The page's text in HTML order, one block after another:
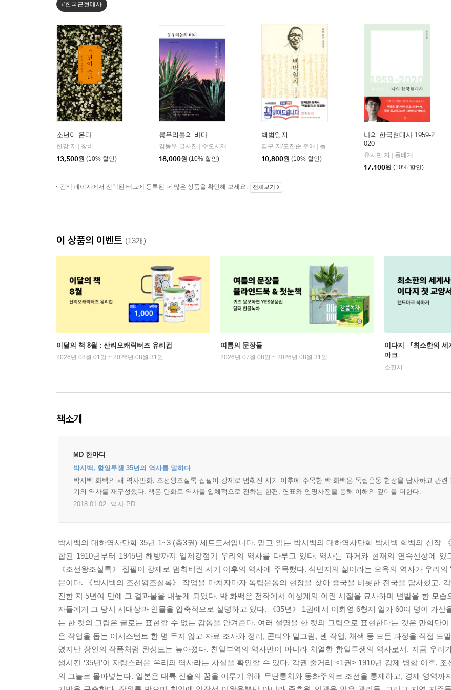
#한국근현대사
소년이 온다
한강 저
창비
13,500원 (10% 할인)
뭉우리돌의 바다
김동우 글사진
수오서재
18,000원 (10% 할인)
백범일지
김구 저/도진순 주해
돌베개
10,800원 (10% 할인)
나의 한국현대사 1959-2
020
유시민 저
돌베개
17,100원 (10% 할인)
검색 페이지에서 선택된 태그에 등록된 더 많은 상품을 확인해 보세요. 전체보기
이 상품의 이벤트 (13개)
이달의 책 8월 : 산리오캐릭터즈 유리컵
2026년 08월 01일 ~ 2026년 08월 31일
여름의 문장들
2026년 07월 08일 ~ 2026년 08월 31일
이다지 『최소한의
마크
소진시
책소개
MD 한마디
박시백, 항일투쟁 35년의 역사를 말하다
박시백 화백의 새 역사만화. 조선왕조실록 집필이 강제로 멈춰진 시기 이후에 주목한 박 화백은 독립운동 현장을 답사하고 관련
기의 역사를 재구성했다. 책은 만화로 역사를 입체적으로 전하는 한편, 연표와 인명사전을 통해 이해의 깊이를 더한다.
2018.01.02. 역사 PD
박시백의 대하역사만화 35년 1~3 (총3권) 세트도서입니다. 믿고 읽는 박시백의 대하역사만화 박시백 화백의 신작
합된 1910년부터 1945년 해방까지 일제강점기 우리의 역사를 다루고 있다. 역사는 과거와 현재의 연속선상에 있
《조선왕조실록》 집필이 강제로 멈춰버린 시기 이후의 역사에 주목했다. 식민지의 삶이라는 오욕의 역사가 우리의
문이다. 《박시백의 조선왕조실록》 작업을 마치자마자 독립운동의 현장을 찾아 중국을 비롯한 전국을 답사했고,
진한 지 5년여 만에 그 결과물을 내놓게 되었다. 박 화백은 전작에서 이성계의 어린 시절을 묘사하며 변발을 한 모습
자들에게 그 당시 시대상과 인물을 압축적으로 설명하고 있다. 《35년》 1권에서 이회영 6형제 일가 60여 명이 가산
는 한 컷의 그림은 글로는 표현할 수 없는 감동을 안겨준다. 여러 설명을 한 컷의 그림으로 표현한다는 것은 만화만
은 작업을 돕는 어시스턴트 한 명 두지 않고 자료 조사와 정리, 콘티와 밑그림, 펜 작업, 채색 등 모든 과정을 직접 도
뎠지만 장인의 작품처럼 완성도는 높아졌다. 친일부역의 역사만이 아니라 치열한 항일투쟁의 역사로서, 지금 우리
생시킨 ‘35년’이 자랑스러운 우리의 역사라는 사실을 확인할 수 있다. 각권 줄거리 <1권> 1910년 강제 병합 이후,
의 그늘로 몰아넣는다. 일본은 대륙 진출의 꿈을 이루기 위해 무단통치와 동화주의로 조선을 통제하고, 경제 영역까